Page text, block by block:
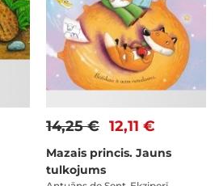
12,11 €
14,25 €
Mazais princis. Jauns
tulkojums